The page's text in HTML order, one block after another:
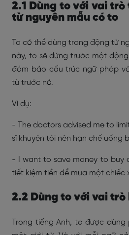
2.1 Dùng to với vai
từ nguyên mẫu có to
To có thể dùng trong động từ
này, to sẽ đứng trước một
đảm bảo cấu trúc ngữ pháp
từ trước nó.
Ví dụ:
- The doctors advised me to
sĩ khuyên tôi nên hạn chế uống
- I want to save money to buy
tiết kiệm tiền để mua một chiếc
2.2 Dùng to với vai
Trong tiếng Anh, to được